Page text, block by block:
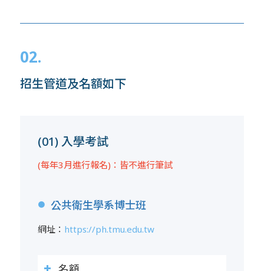
02.
招生管道及名額如下
(01) 入學考試
(每年3月進行報名)：皆不進行筆試
● 公共衛生學系博士班
網址： https://ph.tmu.edu.tw